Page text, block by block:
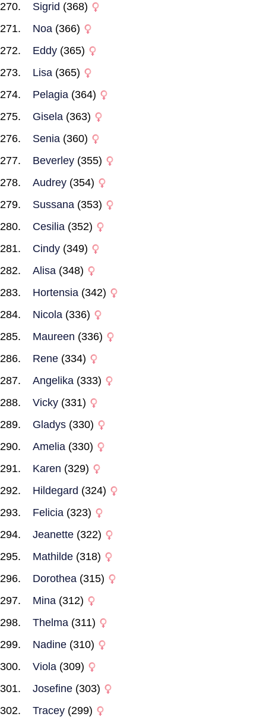
Sigrid (368)
Noa (366)
Eddy (365)
Lisa (365)
Pelagia (364)
Gisela (363)
Senia (360)
Beverley (355)
Audrey (354)
Sussana (353)
Cesilia (352)
Cindy (349)
Alisa (348)
Hortensia (342)
Nicola (336)
Maureen (336)
Rene (334)
Angelika (333)
Vicky (331)
Gladys (330)
Amelia (330)
Karen (329)
Hildegard (324)
Felicia (323)
Jeanette (322)
Mathilde (318)
Dorothea (315)
Mina (312)
Thelma (311)
Nadine (310)
Viola (309)
Josefine (303)
Tracey (299)